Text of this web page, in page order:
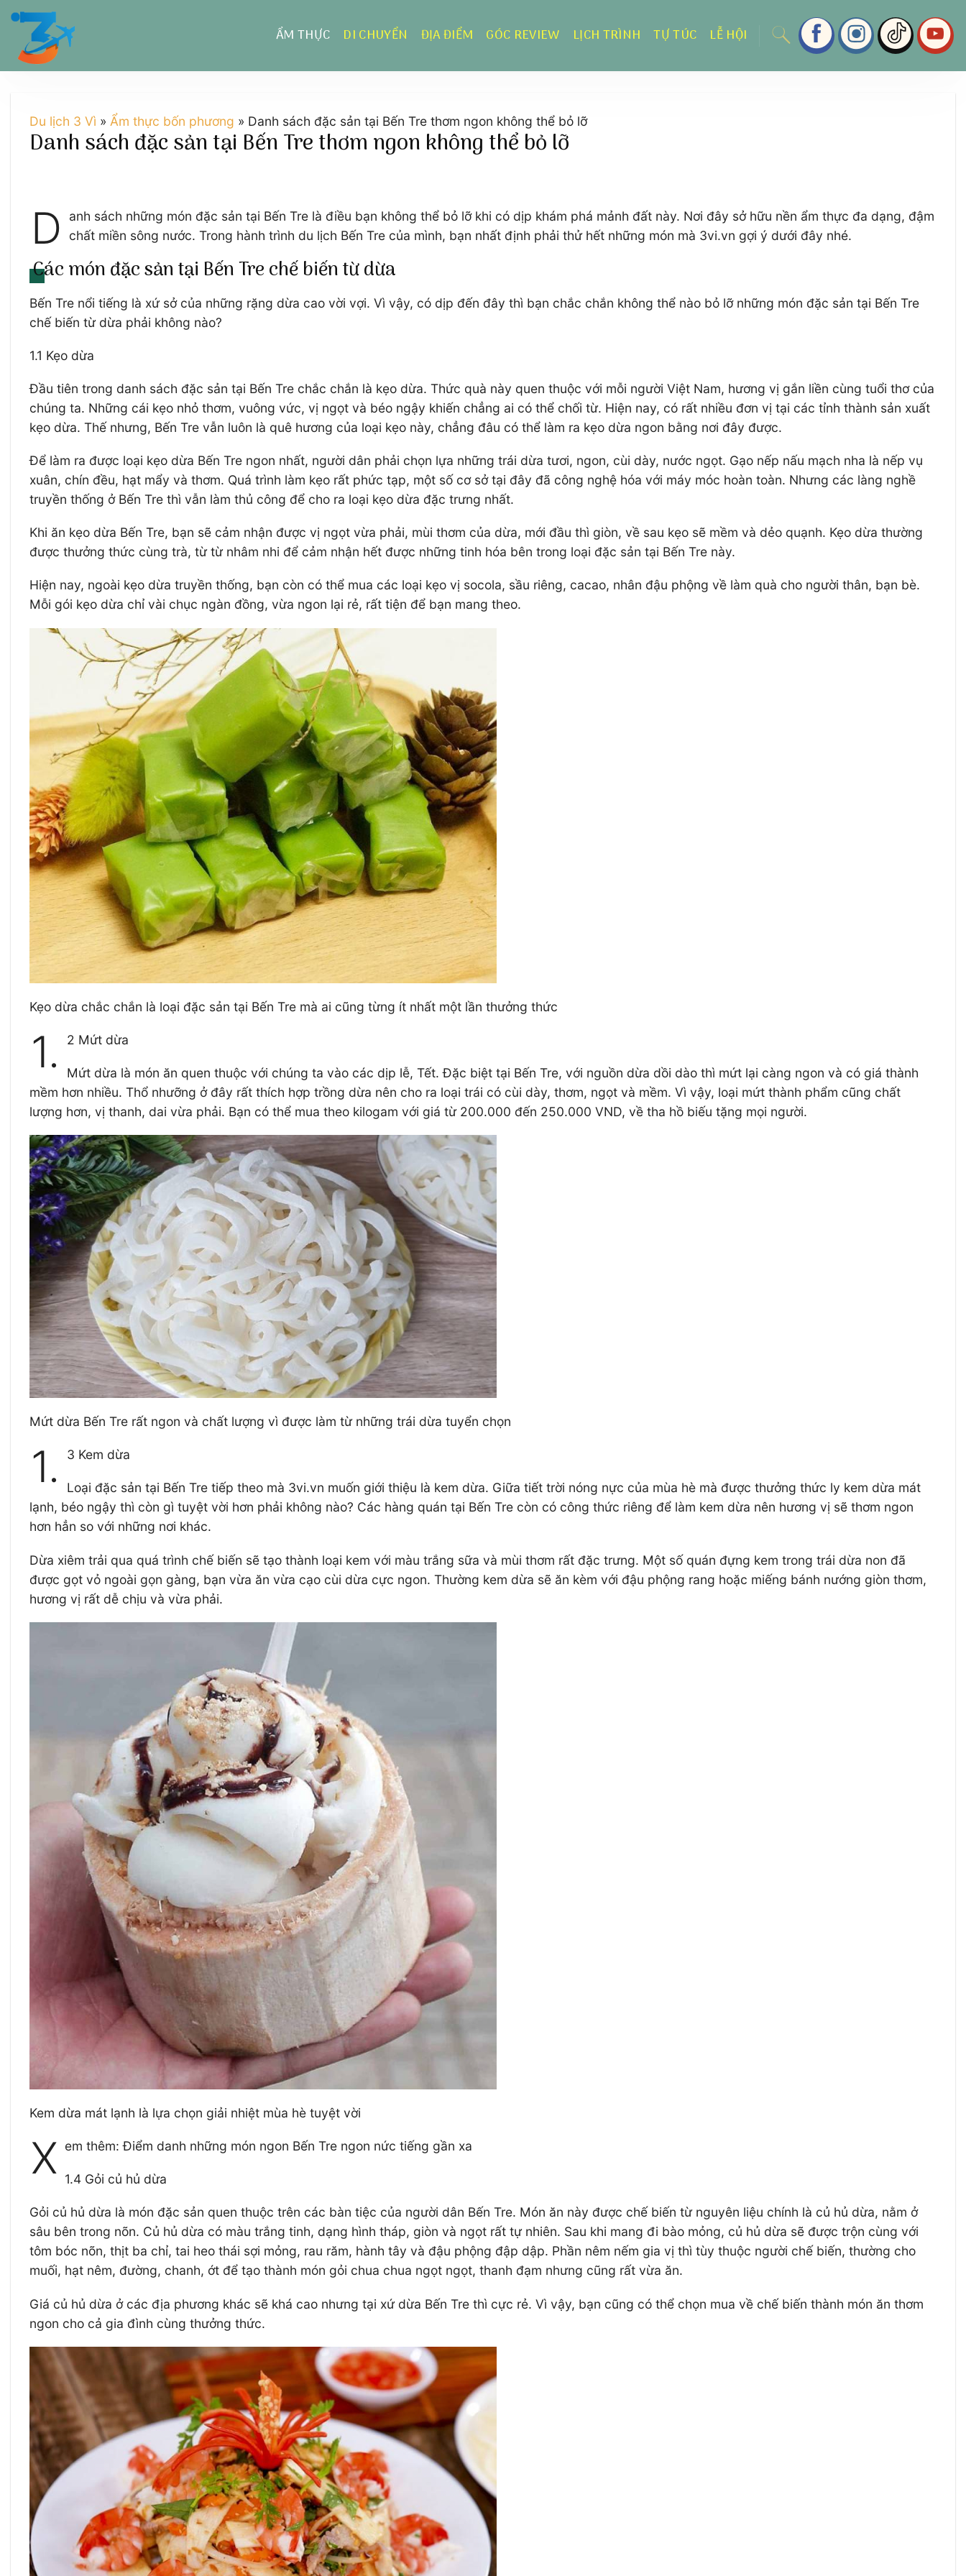
Chuyển
dung
ẨM THỰC DI CHUYỂN ĐỊA ĐIỂM GÓC REVIEW LỊCH TRÌNH TỰ TÚC LỄ HỘI
Du lịch 3 Vì » Ẩm thực bốn phương » Danh sách đặc sản tại Bến Tre thơm ngon không thể bỏ lỡ
Danh sách đặc sản tại Bến Tre thơm ngon không thể bỏ lỡ
D
anh sách những món đặc sản tại Bến Tre là điều bạn không thể bỏ lỡ khi có dịp khám phá mảnh đất này. Nơi đây sở hữu nền ẩm thực đa dạng, đậm
chất miền sông nước. Trong hành trình du lịch Bến Tre của mình, bạn nhất định phải thử hết những món mà 3vi.vn gợi ý dưới đây nhé.
Các món đặc sản tại Bến Tre chế biến từ dừa
Bến Tre nổi tiếng là xứ sở của những rặng dừa cao vời vợi. Vì vậy, có dịp đến đây thì bạn chắc chắn không thể nào bỏ lỡ những món đặc sản tại Bến Tre
chế biến từ dừa phải không nào?
1.1 Kẹo dừa
Đầu tiên trong danh sách đặc sản tại Bến Tre chắc chắn là kẹo dừa. Thức quà này quen thuộc với mỗi người Việt Nam, hương vị gắn liền cùng tuổi thơ của
chúng ta. Những cái kẹo nhỏ thơm, vuông vức, vị ngọt và béo ngậy khiến chẳng ai có thể chối từ. Hiện nay, có rất nhiều đơn vị tại các tỉnh thành sản xuất
kẹo dừa. Thế nhưng, Bến Tre vẫn luôn là quê hương của loại kẹo này, chẳng đâu có thể làm ra kẹo dừa ngon bằng nơi đây được.
Để làm ra được loại kẹo dừa Bến Tre ngon nhất, người dân phải chọn lựa những trái dừa tươi, ngon, cùi dày, nước ngọt. Gạo nếp nấu mạch nha là nếp vụ
xuân, chín đều, hạt mẩy và thơm. Quá trình làm kẹo rất phức tạp, một số cơ sở tại đây đã công nghệ hóa với máy móc hoàn toàn. Nhưng các làng nghề
truyền thống ở Bến Tre thì vẫn làm thủ công để cho ra loại kẹo dừa đặc trưng nhất.
Khi ăn kẹo dừa Bến Tre, bạn sẽ cảm nhận được vị ngọt vừa phải, mùi thơm của dừa, mới đầu thì giòn, về sau kẹo sẽ mềm và dẻo quạnh. Kẹo dừa thường
được thưởng thức cùng trà, từ từ nhâm nhi để cảm nhận hết được những tinh hóa bên trong loại đặc sản tại Bến Tre này.
Hiện nay, ngoài kẹo dừa truyền thống, bạn còn có thể mua các loại kẹo vị socola, sầu riêng, cacao, nhân đậu phộng về làm quà cho người thân, bạn bè.
Mỗi gói kẹo dừa chỉ vài chục ngàn đồng, vừa ngon lại rẻ, rất tiện để bạn mang theo.
Kẹo dừa chắc chắn là loại đặc sản tại Bến Tre mà ai cũng từng ít nhất một lần thưởng thức
1. 2 Mứt dừa
Mứt dừa là món ăn quen thuộc với chúng ta vào các dịp lễ, Tết. Đặc biệt tại Bến Tre, với nguồn dừa dồi dào thì mứt lại càng ngon và có giá thành
mềm hơn nhiều. Thổ nhưỡng ở đây rất thích hợp trồng dừa nên cho ra loại trái có cùi dày, thơm, ngọt và mềm. Vì vậy, loại mứt thành phẩm cũng chất
lượng hơn, vị thanh, dai vừa phải. Bạn có thể mua theo kilogam với giá từ 200.000 đến 250.000 VND, về tha hồ biếu tặng mọi người.
Mứt dừa Bến Tre rất ngon và chất lượng vì được làm từ những trái dừa tuyển chọn
1. 3 Kem dừa
Loại đặc sản tại Bến Tre tiếp theo mà 3vi.vn muốn giới thiệu là kem dừa. Giữa tiết trời nóng nực của mùa hè mà được thưởng thức ly kem dừa mát
lạnh, béo ngậy thì còn gì tuyệt vời hơn phải không nào? Các hàng quán tại Bến Tre còn có công thức riêng để làm kem dừa nên hương vị sẽ thơm ngon
hơn hẳn so với những nơi khác.
Dừa xiêm trải qua quá trình chế biến sẽ tạo thành loại kem với màu trắng sữa và mùi thơm rất đặc trưng. Một số quán đựng kem trong trái dừa non đã
được gọt vỏ ngoài gọn gàng, bạn vừa ăn vừa cạo cùi dừa cực ngon. Thường kem dừa sẽ ăn kèm với đậu phộng rang hoặc miếng bánh nướng giòn thơm,
hương vị rất dễ chịu và vừa phải.
Kem dừa mát lạnh là lựa chọn giải nhiệt mùa hè tuyệt vời
X em thêm: Điểm danh những món ngon Bến Tre ngon nức tiếng gần xa
1.4 Gỏi củ hủ dừa
Gỏi củ hủ dừa là món đặc sản quen thuộc trên các bàn tiệc của người dân Bến Tre. Món ăn này được chế biến từ nguyên liệu chính là củ hủ dừa, nằm ở
sâu bên trong nõn. Củ hủ dừa có màu trắng tinh, dạng hình tháp, giòn và ngọt rất tự nhiên. Sau khi mang đi bào mỏng, củ hủ dừa sẽ được trộn cùng với
tôm bóc nõn, thịt ba chỉ, tai heo thái sợi mỏng, rau răm, hành tây và đậu phộng đập dập. Phần nêm nếm gia vị thì tùy thuộc người chế biến, thường cho
muối, hạt nêm, đường, chanh, ớt để tạo thành món gỏi chua chua ngọt ngọt, thanh đạm nhưng cũng rất vừa ăn.
Giá củ hủ dừa ở các địa phương khác sẽ khá cao nhưng tại xứ dừa Bến Tre thì cực rẻ. Vì vậy, bạn cũng có thể chọn mua về chế biến thành món ăn thơm
ngon cho cả gia đình cùng thưởng thức.